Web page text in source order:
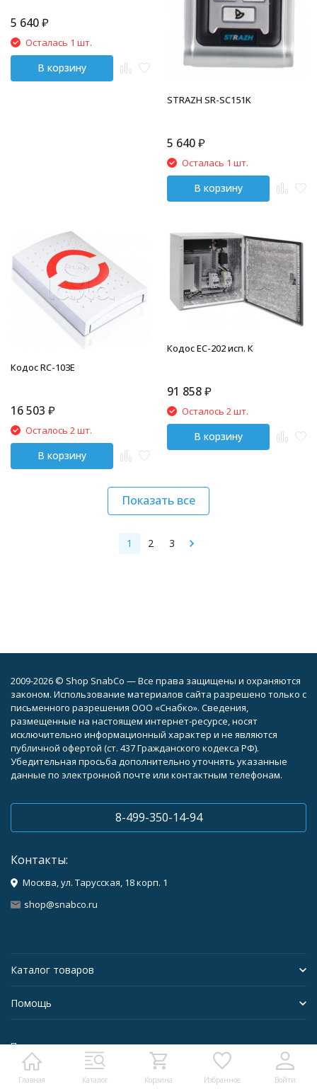
5 640₽
Осталась 1 шт.
В корзину
STRAZH SR-SC151K
5 640₽
Осталась 1 шт.
В корзину
Кодос RC-103E
16 503 ₽
Осталось 2 шт.
В корзину
Кодос ЕС-202 исп. К
91 858₽
Осталось 2 шт.
В корзину
Показать все
1 2 3
Главная Каталог Корзина Избранное Войти
2009-2026 © Shop SnabCo — Все права защищены и охраняются
законом. Использование материалов сайта разрешено только с
письменного разрешения ООО «Снабко». Сведения,
размещенные на настоящем интернет-ресурсе, носят
исключительно информационный характер и не являются
публичной офертой (ст. 437 Гражданского кодекса РФ).
Убедительная просьба дополнительно уточнять указанные
данные по электронной почте или контактным телефонам.
8-499-350-14-94
Контакты:
Москва, ул. Тарусская, 18 корп. 1
shop@snabco.ru
Каталог товаров
Помощь
Политика персональных данных